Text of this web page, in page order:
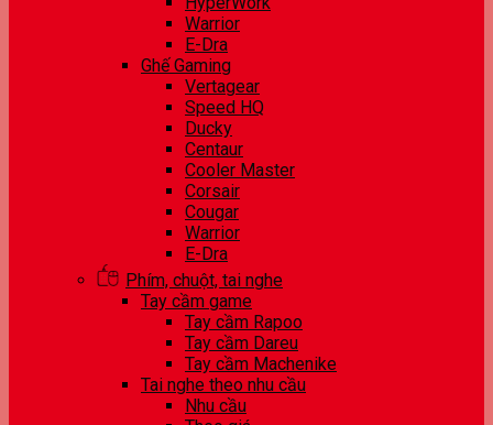
Warrior
E-Dra
Ghế Gaming
Vertagear
Speed HQ
Ducky
Centaur
Cooler Master
Corsair
Cougar
Warrior
E-Dra
Phím, chuột, tai nghe
Tay cầm game
Tay cầm Rapoo
Tay cầm Dareu
Tay cầm Machenike
Tai nghe theo nhu cầu
Nhu cầu